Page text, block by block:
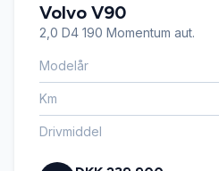
El-spejle med varme
Fartpilot
Fjernbetjent centrallås
Volvo V90
2,0 D4 190 Momentum aut.
Modelår
Km
Drivmiddel